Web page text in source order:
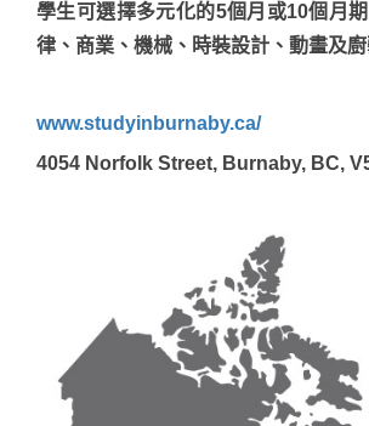
學生可選擇多元化的5個月或10個月
律、商業、機械、時裝設計、動畫及廚
www.studyinburnaby.ca/
4054 Norfolk Street, Burnaby, BC,